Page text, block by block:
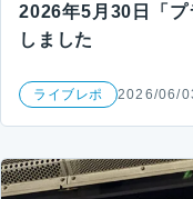
2026年5月30日「
しました
ライブレポ 2026/06/